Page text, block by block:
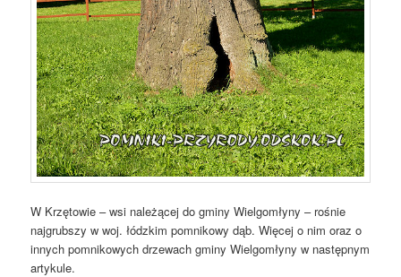
W Krzętowie – wsi należącej do gminy Wielgomłyny – rośnie
najgrubszy w woj. łódzkim pomnikowy dąb. Więcej o nim oraz o
innych pomnikowych drzewach gminy Wielgomłyny w następnym
artykule.